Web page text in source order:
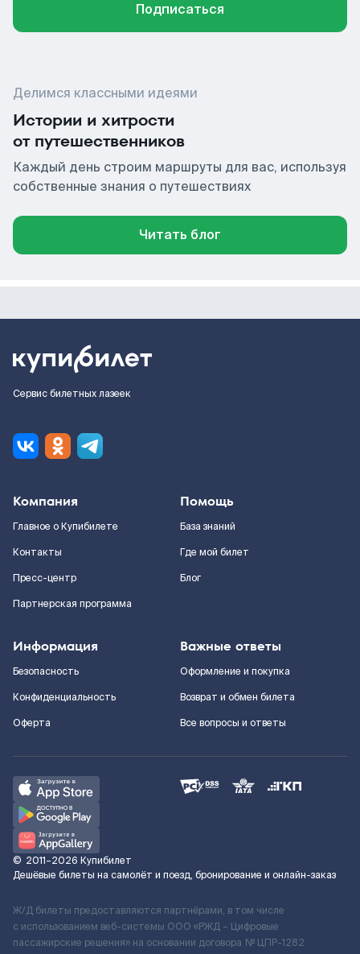
Подписаться
Делимся классными идеями
Истории и хитрости
от путешественников
Каждый день строим маршруты для вас, используя
собственные знания о путешествиях
Читать блог
Сервис билетных лазеек
Компания
Главное о Купибилете
Контакты
Пресс-центр
Партнерская программа
Помощь
База знаний
Где мой билет
Блог
Информация
Безопасность
Конфиденциальность
Оферта
Важные ответы
Оформление и покупка
Возврат и обмен билета
Все вопросы и ответы
© 2011–2026 Купибилет
Дешёвые билеты на самолёт и поезд, бронирование и онлайн-заказ
Ж/Д билеты предоставляются партнёрами, в том числе
с использованием веб-системы ООО «РЖД – Цифровые
пассажирские решения» на основании договора № ЦПР-1282